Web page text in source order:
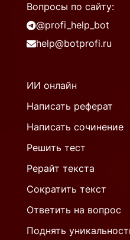
Вопросы по сайту:
@profi_help_bot
help@botprofi.ru
ИИ онлайн
Написать реферат
Написать сочинение
Решить тест
Рерайт текста
Сократить текст
Ответить на вопрос
Поднять